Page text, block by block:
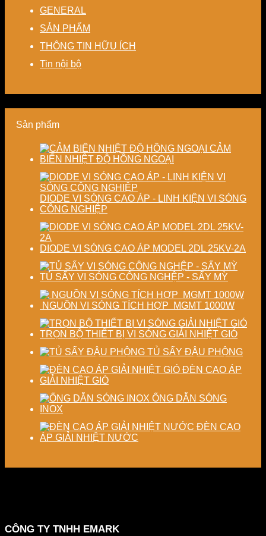
cho
nhà
máy
nâng
thành
chi
phí
sản
năng
chất
lượng
phẩm
thoát
nhiệt
–
Giải
pháp
tiết
kiệm
lượng
định
lượng
sấy
nghiệp
GENERAL
SẢN PHẨM
THÔNG TIN HỮU ÍCH
Tin nội bộ
Sản phẩm
CẢM
BIẾN NHIỆT ĐỘ HỒNG NGOẠI
DIODE VI SÓNG CAO ÁP - LINH KIỆN VI SÓNG
CÔNG NGHIỆP
DIODE VI SÓNG CAO ÁP MODEL 2DL 25KV-2A
TỦ SẤY VI SÓNG CÔNG NGHỆP - SẤY MỲ
NGUỒN VI SÓNG TÍCH HỢP MGMT 1000W
TRỌN BỘ THIẾT BỊ VI SÓNG GIẢI NHIỆT GIÓ
TỦ SẤY ĐẬU PHỘNG
ĐÈN CAO ÁP
GIẢI NHIỆT GIÓ
ỐNG DẪN SÓNG
INOX
ĐÈN CAO
ÁP GIẢI NHIỆT NƯỚC
CÔNG TY TNHH EMARK